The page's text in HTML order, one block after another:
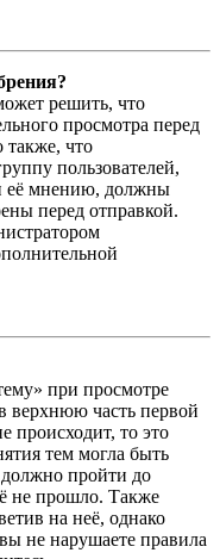
решить, что
просмотра перед
что
пользователей,
её мнению, должны
перед отправкой.
при просмотре
верхнюю часть первой
происходит, то это
тем могла быть
пройти до
не прошло. Также
на неё, однако
не нарушаете правила